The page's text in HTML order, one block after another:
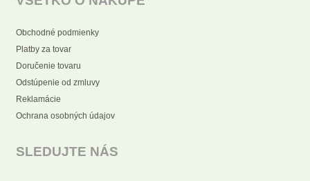
Obchodné podmienky
Platby za tovar
Doručenie tovaru
Odstúpenie od zmluvy
Reklamácie
Ochrana osobných údajov
SLEDUJTE NÁS